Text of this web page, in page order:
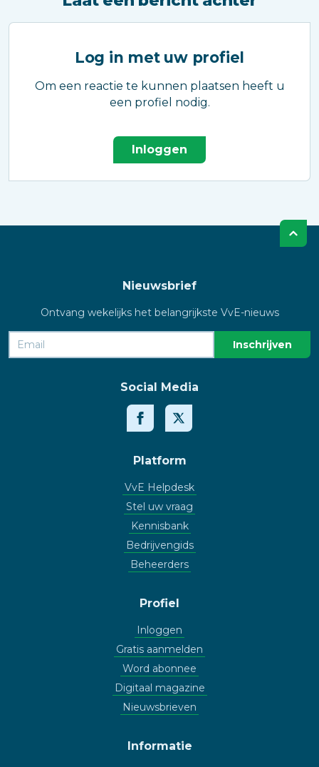
Log in met uw profiel
Om een reactie te kunnen plaatsen heeft u
een profiel nodig.
Inloggen
Nieuwsbrief
Ontvang wekelijks het belangrijkste VvE-nieuws
Social Media
Platform
VvE Helpdesk
Stel uw vraag
Kennisbank
Bedrijvengids
Beheerders
Profiel
Inloggen
Gratis aanmelden
Word abonnee
Digitaal magazine
Nieuwsbrieven
Informatie